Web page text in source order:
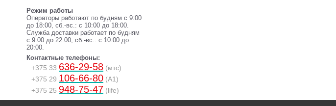
Режим работы
Операторы работают по будням с 9:00
до 18:00, сб.-вс.: с 10:00 до 18:00.
Служба доставки работает по будням
с 9:00 до 22:00, сб.-вс.: с 10:00 до
20:00.
Контактные телефоны:
+375 33 636-29-58 (мтс)
+375 29 106-66-80 (A1)
+375 25 948-75-47 (life)